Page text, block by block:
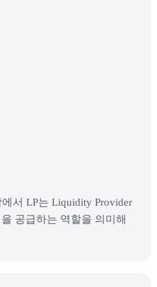
서 LP는 Liquidity Provider
공급하는 역할을 의미해